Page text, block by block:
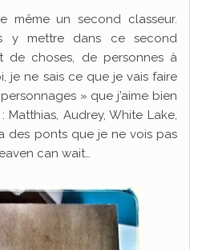
même un second classeur.
y mettre dans ce second
de choses, de personnes à
je ne sais ce que je vais faire
» que j’aime bien
Matthias, Audrey, White Lake,
des ponts que je ne vois pas
can wait…